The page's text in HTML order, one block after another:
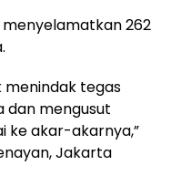
262
menindak tegas
dan mengusut
ke akar-akarnya,”
Jakarta